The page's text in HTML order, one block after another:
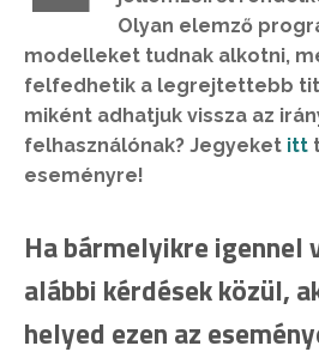
Olyan elemző
modelleket tudnak alkotni,
felfedhetik a legrejtettebb
miként adhatjuk vissza az
felhasználónak? Jegyeket itt
eseményre!
Ha bármelyikre igennel
alábbi kérdések közül,
helyed ezen az